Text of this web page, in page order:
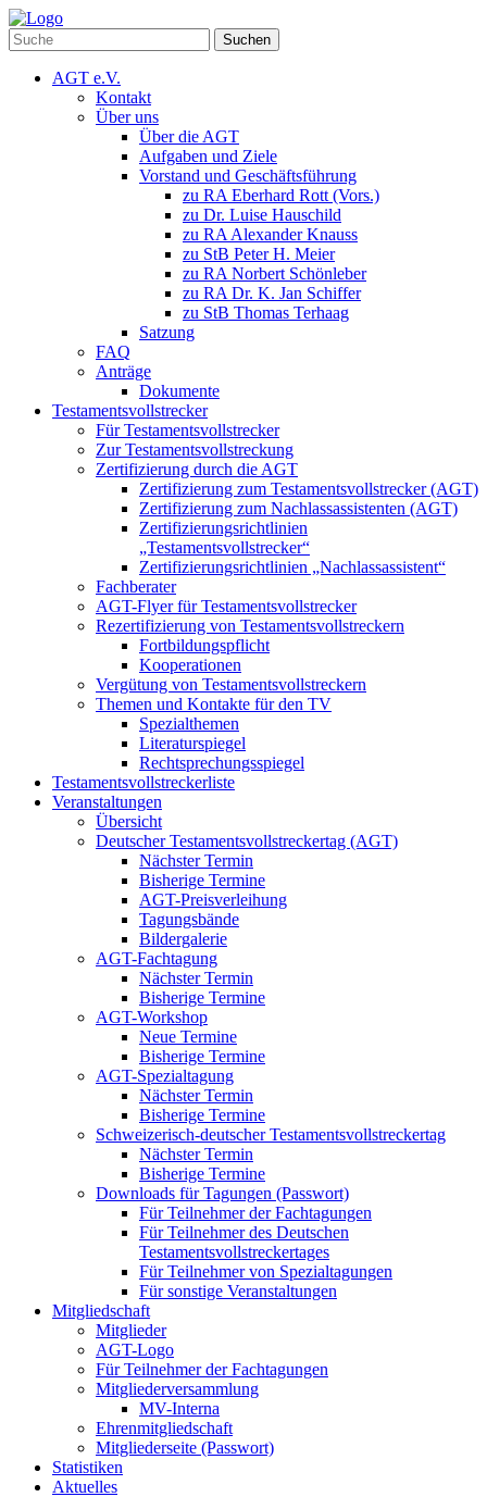
Suchen
AGT e.V.
Kontakt
Über uns
Über die AGT
Aufgaben und Ziele
Vorstand und Geschäftsführung
zu RA Eberhard Rott (Vors.)
zu Dr. Luise Hauschild
zu RA Alexander Knauss
zu StB Peter H. Meier
zu RA Norbert Schönleber
zu RA Dr. K. Jan Schiffer
zu StB Thomas Terhaag
Satzung
FAQ
Anträge
Dokumente
Testamentsvollstrecker
Für Testamentsvollstrecker
Zur Testamentsvollstreckung
Zertifizierung durch die AGT
Zertifizierung zum Testamentsvollstrecker (AGT)
Zertifizierung zum Nachlassassistenten (AGT)
Zertifizierungsrichtlinien
„Testamentsvollstrecker“
Zertifizierungsrichtlinien „Nachlassassistent“
Fachberater
AGT-Flyer für Testamentsvollstrecker
Rezertifizierung von Testamentsvollstreckern
Fortbildungspflicht
Kooperationen
Vergütung von Testamentsvollstreckern
Themen und Kontakte für den TV
Spezialthemen
Literaturspiegel
Rechtsprechungsspiegel
Testamentsvollstreckerliste
Veranstaltungen
Übersicht
Deutscher Testamentsvollstreckertag (AGT)
Nächster Termin
Bisherige Termine
AGT-Preisverleihung
Tagungsbände
Bildergalerie
AGT-Fachtagung
Nächster Termin
Bisherige Termine
AGT-Workshop
Neue Termine
Bisherige Termine
AGT-Spezialtagung
Nächster Termin
Bisherige Termine
Schweizerisch-deutscher Testamentsvollstreckertag
Nächster Termin
Bisherige Termine
Downloads für Tagungen (Passwort)
Für Teilnehmer der Fachtagungen
Für Teilnehmer des Deutschen
Testamentsvollstreckertages
Für Teilnehmer von Spezialtagungen
Für sonstige Veranstaltungen
Mitgliedschaft
Mitglieder
AGT-Logo
Für Teilnehmer der Fachtagungen
Mitgliederversammlung
MV-Interna
Ehrenmitgliedschaft
Mitgliederseite (Passwort)
Statistiken
Aktuelles